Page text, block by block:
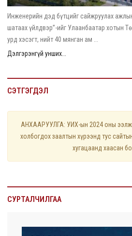
Инженерийн дэд бүтцийг сайжруулах
шатаах үйлдвэр”-ийг Улаанбаатар хотын
урд хэсэгт, нийт 40 мянган ам ...
Дэлгэрэнгүй унших...
СЭТГЭГДЭЛ
АНХААРУУЛГА: УИХ-ын 2024 оны
холбогдох заалтын хүрээнд тус
хугацаанд хаасан
СУРТАЛЧИЛГАА